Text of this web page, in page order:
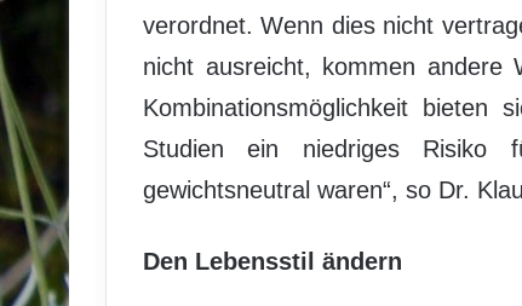
verordnet. Wenn dies nicht
nicht ausreicht, kommen andere
Kombinationsmöglichkeit bieten
Studien ein niedriges Risiko
gewichtsneutral waren“, so Dr.
Den Lebensstil ändern